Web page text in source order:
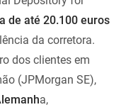
de até 20.100 euros
da corretora.
dos clientes em
(JPMorgan SE),
a,